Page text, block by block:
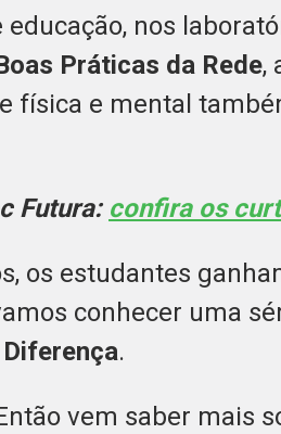
nos
Práticas da Rede,
física e mental
Futura: confira os
os estudantes
conhecer uma
Diferença.
vem saber mais